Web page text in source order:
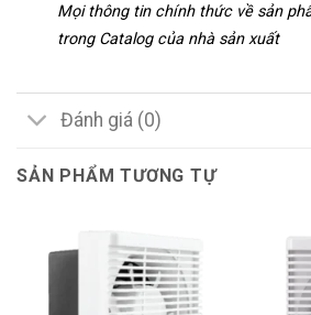
Mọi thông tin chính thức về sản
trong Catalog của nhà sản xuất
Đánh giá (0)
SẢN PHẨM TƯƠNG TỰ